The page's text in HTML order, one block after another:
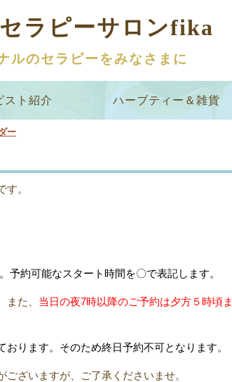
ラピーサロンfika
ルのセラピーをみなさまに
スト紹介 ハーブティー＆雑貨
ー
。
予約可能なスタート時間を〇で表記します。
また、 当日の夜7時以降のご予約は夕方５時頃ま
ります。そのため終日予約不可となります。
ざいますが、ご了承くださいませ。